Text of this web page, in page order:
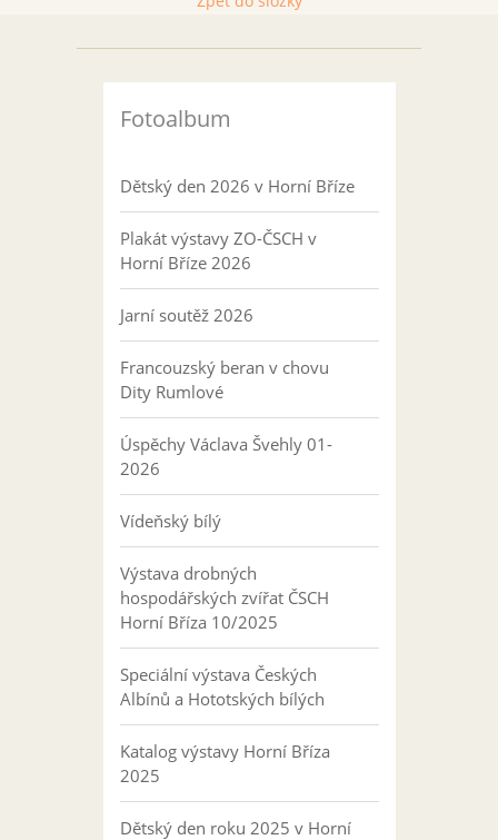
Fotoalbum
Dětský den 2026 v Horní Bříze
Plakát výstavy ZO-ČSCH v
Horní Bříze 2026
Jarní soutěž 2026
Francouzský beran v chovu
Dity Rumlové
Úspěchy Václava Švehly 01-
2026
Vídeňský bílý
Výstava drobných
hospodářských zvířat ČSCH
Horní Bříza 10/2025
Speciální výstava Českých
Albínů a Hototských bílých
Katalog výstavy Horní Bříza
2025
Dětský den roku 2025 v Horní